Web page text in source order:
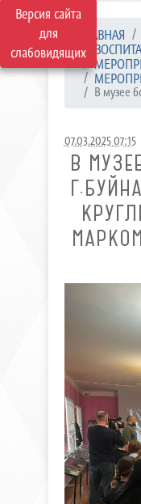
Версия сайта
для
слабовидящих
ГЛАВНАЯ
В музее
07.03.2025 07:15
В